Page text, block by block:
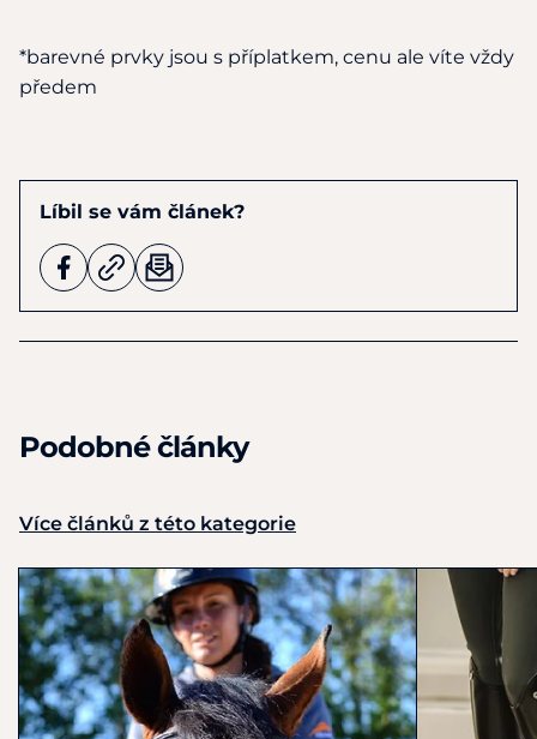
*barevné prvky jsou s příplatkem, cenu ale víte vždy
předem
Líbil se vám článek?
Podobné články
Více článků z této kategorie